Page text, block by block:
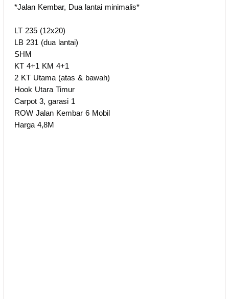
*Jalan Kembar, Dua lantai minimalis*
LT 235 (12x20)
LB 231 (dua lantai)
SHM
KT 4+1 KM 4+1
2 KT Utama (atas & bawah)
Hook Utara Timur
Carpot 3, garasi 1
ROW Jalan Kembar 6 Mobil
Harga 4,8M